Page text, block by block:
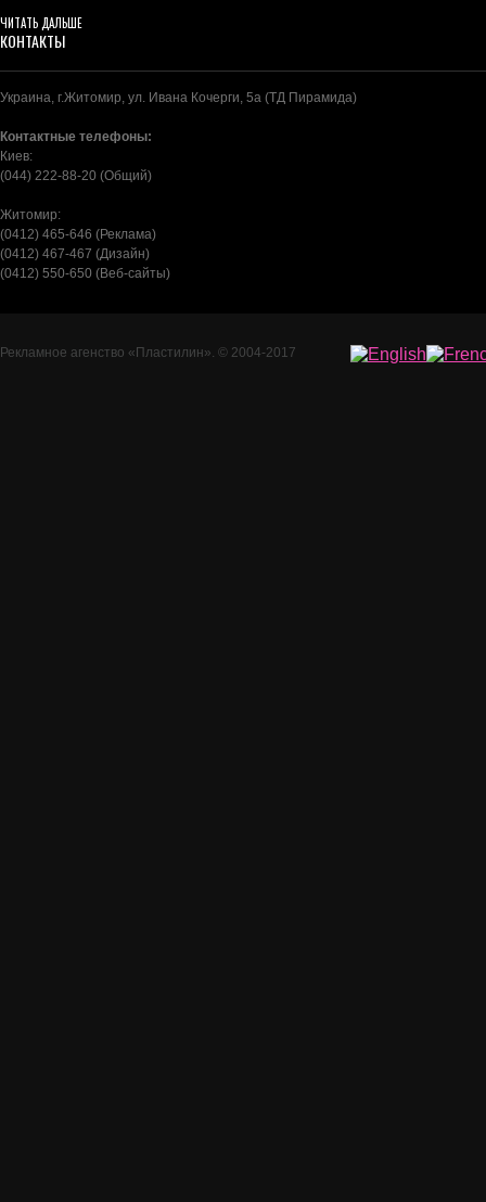
ЧИТАТЬ ДАЛЬШЕ
КОНТАКТЫ
Украина, г.Житомир, ул. Ивана Кочерги, 5а (ТД Пирамида)
Контактные телефоны:
Киев:
(044) 222-88-20 (Общий)
Житомир:
(0412) 465-646 (Реклама)
(0412) 467-467 (Дизайн)
(0412) 550-650 (Веб-сайты)
Рекламное агенство «Пластилин». © 2004-2017